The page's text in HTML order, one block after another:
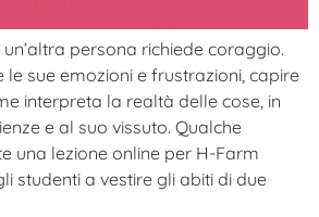
persona richiede coraggio.
sue emozioni e frustrazioni, capire
interpreta la realtà delle cose, in
e al suo vissuto. Qualche
una lezione online per H-Farm
studenti a vestire gli abiti di due